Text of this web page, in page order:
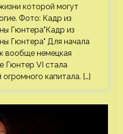
которой могут
Фото: Кадр из
Гюнтера"Кадр из
Гюнтера" Для начала
вообще немецкая
Гюнтер VI стала
капитала. […]